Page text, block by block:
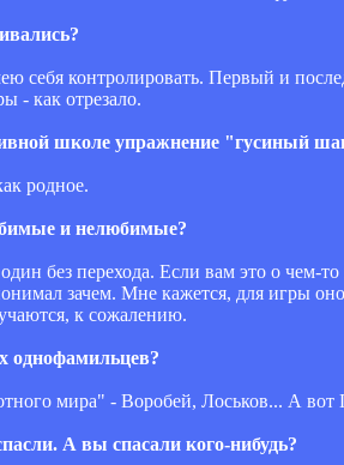
себя контролировать. Первый и
- как отрезало.
школе упражнение "гусиный
родное.
и нелюбимые?
без перехода. Если вам это о чем-то
зачем. Мне кажется, для игры
к сожалению.
однофамильцев?
мира" - Воробей, Лоськов... А
А вы спасали кого-нибудь?